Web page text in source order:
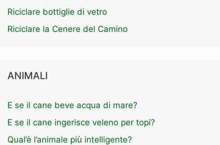
Riciclare bottiglie di vetro
Riciclare la Cenere del Camino
ANIMALI
E se il cane beve acqua di mare?
E se il cane ingerisce veleno per topi?
Qual’è l’animale più intelligente?